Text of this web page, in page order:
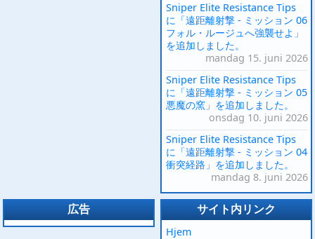
Sniper Elite Resistance Tips
に「遠距離射撃 - ミッション 06
フォル・ルージュへ強襲せよ」
を追加しました。
mandag 15. juni 2026
Sniper Elite Resistance Tips
に「遠距離射撃 - ミッション 05
悪魔の窯」を追加しました。
onsdag 10. juni 2026
Sniper Elite Resistance Tips
に「遠距離射撃 - ミッション 04
衝突経路」を追加しました。
mandag 8. juni 2026
広告 サイト内リンク
Hjem